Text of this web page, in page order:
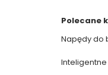
Polecane
Napędy do